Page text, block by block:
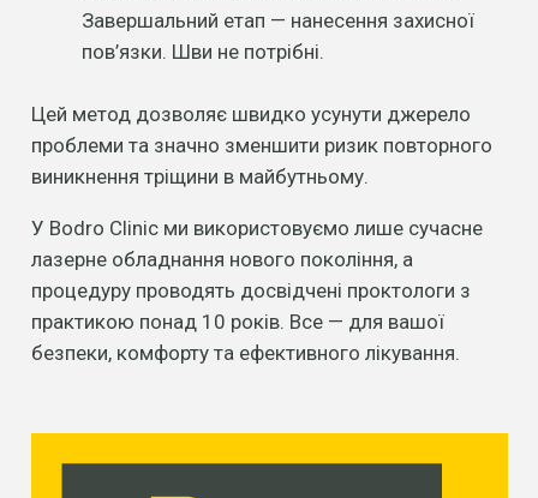
Завершальний етап — нанесення захисної
пов’язки. Шви не потрібні.
Цей метод дозволяє швидко усунути джерело
проблеми та значно зменшити ризик повторного
виникнення тріщини в майбутньому.
У Bodro Clinic ми використовуємо лише сучасне
лазерне обладнання нового покоління, а
процедуру проводять досвідчені проктологи з
практикою понад 10 років. Все — для вашої
безпеки, комфорту та ефективного лікування.